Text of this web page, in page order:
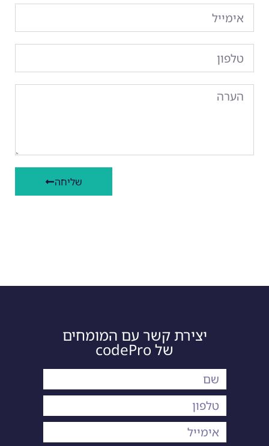
שליחה
יצירת קשר עם המומחים
של codePro